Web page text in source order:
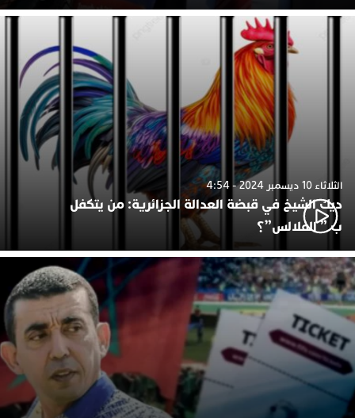
الثلاثاء 10 ديسمبر 2024 - 4:54
ديك الشيخ في قبضة العدالة الجزائرية: من يتكفل
ب ” الفلالس”؟